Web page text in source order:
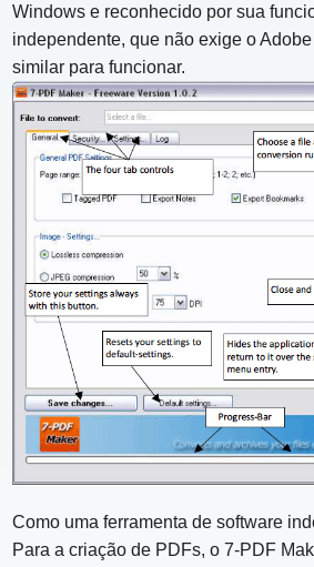
Windows e reconhecido por sua
independente, que não exige o
similar para funcionar.
Como uma ferramenta de software
Para a criação de PDFs, o 7-PDF